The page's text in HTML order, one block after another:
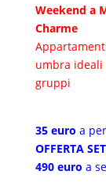
Weekend a
Charme
umbra
gruppi
35 euro a
OFFERTA
490 euro a